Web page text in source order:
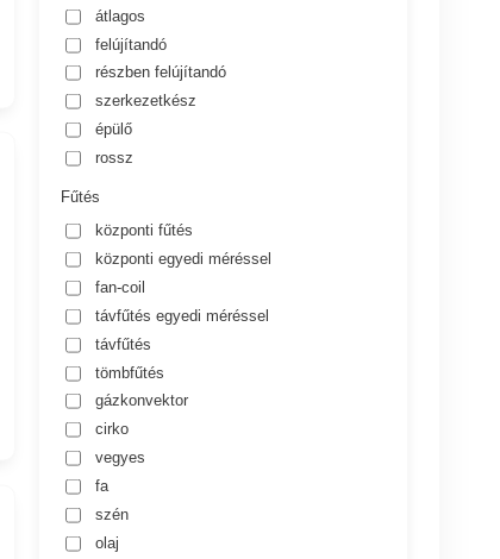
átlagos
felújítandó
részben felújítandó
szerkezetkész
épülő
rossz
Fűtés
központi fűtés
központi egyedi méréssel
fan-coil
távfűtés egyedi méréssel
távfűtés
tömbfűtés
gázkonvektor
cirko
vegyes
fa
szén
olaj